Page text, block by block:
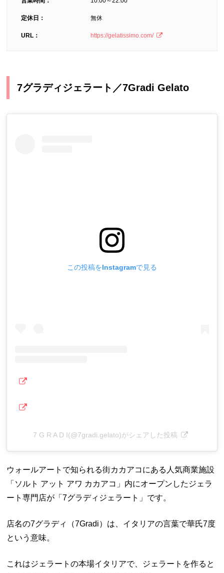
定休日： 無休
URL： https://gelatissimo.com/
7グラディジェラート／7Gradi Gelato
この投稿をInstagramで見る
7 G R A D I(@7gradi.gelato)がシェアした投稿
ウォールアートで知られる街カカアコにある人気商業施設
「ソルト アット アワ カカアコ」内にオープンしたジェラ
ート専門店が「7グラディジェラート」です。
店名の7グラディ（7Gradi）は、イタリアの言葉で華氏7度
という意味。
これはジェラートの本場イタリアで、ジェラートを作ると